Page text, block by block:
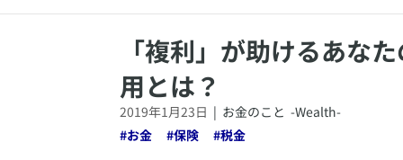
「複利」が助けるあな
用とは？
2019年1月23日 | お金のこと -Wealth-
#お金 #保険 #税金